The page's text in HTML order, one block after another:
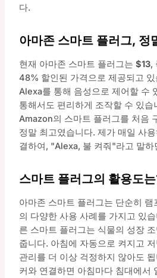
다.
아마존 스마트 플러그, 정
현재 아마존 스마트 플러그는 $13,
48% 할인된 가격으로 제공되고
Alexa를 통해 음성으로 제어할 수
통해서도 편리하게 조작할 수 있습
Amazon의 스마트 플러그를 처음
정말 최고였습니다. 제가 매일 사
결하여, "Alexa, 불 켜줘"라고 말하
스마트 플러그의 활용도
아마존 스마트 플러그는 단순히
의 다양한 사용 사례를 가지고 있
른 스마트 플러그는 식물의 성장
줍니다. 아침에 자동으로 켜지고
관리를 더 이상 걱정하지 않아도
커와 연결하면 아침마다 침대에서